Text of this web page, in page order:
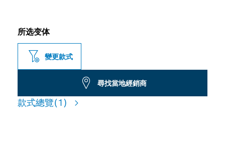
所选变体
變更款式
尋找當地經銷商
款式總覽(1)